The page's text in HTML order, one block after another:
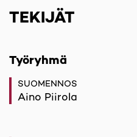
TEKIJÄT
Työryhmä
SUOMENNOS
Aino Piirola